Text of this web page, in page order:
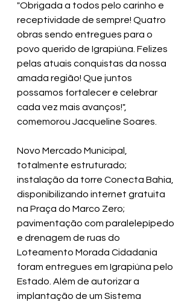
"Obrigada a todos pelo carinho e
receptividade de sempre! Quatro
obras sendo entregues para o
povo querido de Igrapiúna. Felizes
pelas atuais conquistas da nossa
amada região! Que juntos
possamos fortalecer e celebrar
cada vez mais avanços!",
comemorou Jacqueline Soares.
Novo Mercado Municipal,
totalmente estruturado;
instalação da torre Conecta Bahia,
disponibilizando internet gratuita
na Praça do Marco Zero;
pavimentação com paralelepípedo
e drenagem de ruas do
Loteamento Morada Cidadania
foram entregues em Igrapiúna pelo
Estado. Além de autorizar a
implantação de um Sistema